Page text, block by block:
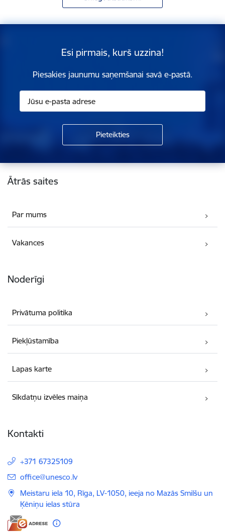
Esi pirmais, kurš uzzina!
Piesakies jaunumu saņemšanai savā e-pastā.
Kājene
Ātrās saites
Par mums
Vakances
Noderīgi
Privātuma politika
Piekļūstamība
Lapas karte
Sīkdatņu izvēles maiņa
Kontakti
+371 67325109
E-pasts:
office@unesco.lv
Meistaru iela 10, Rīga, LV-1050, ieeja no Mazās Smilšu un
Ķēniņu ielas stūra